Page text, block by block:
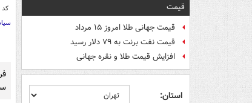
قیمت
قیمت جهانی طلا امروز ۱۵ مرداد
قیمت نفت برنت به ۷۹ دلار رسید
افزایش قیمت طلا و نقره جهانی
استان:
کد